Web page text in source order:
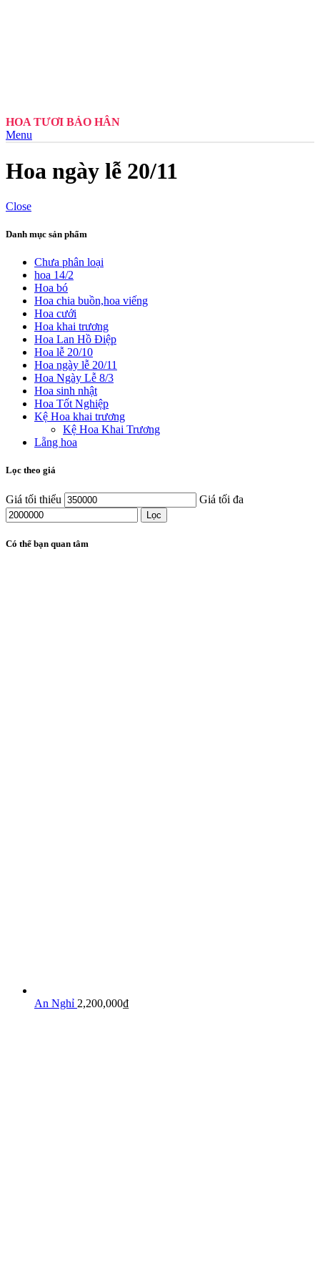
HOA TƯƠI BẢO HÂN
Menu
Hoa ngày lễ 20/11
Close
Danh mục sản phẩm
Chưa phân loại
hoa 14/2
Hoa bó
Hoa chia buồn,hoa viếng
Hoa cưới
Hoa khai trương
Hoa Lan Hồ Điệp
Hoa lễ 20/10
Hoa ngày lễ 20/11
Hoa Ngày Lễ 8/3
Hoa sinh nhật
Hoa Tốt Nghiệp
Kệ Hoa khai trương
Kệ Hoa Khai Trương
Lẵng hoa
Lọc theo giá
Giá tối thiểu Giá tối đa
Lọc
Có thể bạn quan tâm
An Nghỉ 2,200,000₫